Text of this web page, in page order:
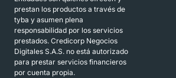
prestan los productos a través de
tyba y asumen plena
responsabilidad por los servicios
prestados. Credicorp Negocios
Digitales S.A.S. no está autorizado
para prestar servicios financieros
por cuenta propia.